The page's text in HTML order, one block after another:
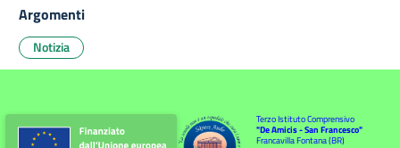
Argomenti
Notizia
Terzo Istituto Comprensivo
"De Amicis - San Francesco"
Francavilla Fontana (BR)